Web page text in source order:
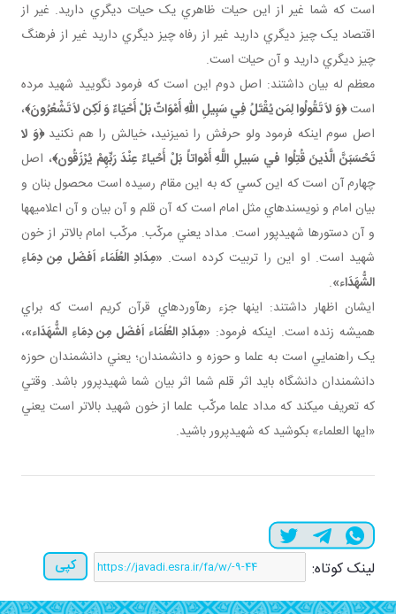
است که شما غير از اين حيات ظاهري يک حيات ديگري داريد. غير از
اقتصاد يک چيز ديگري داريد غير از رفاه چيز ديگري داريد غير از فرهنگ
چيز ديگري داريد و آن حيات است.
معظم له بیان داشتند: اصل دوم اين است که فرمود نگوييد شهيد مرده
است﴿وَ لاَ تَقُولُوا لِمَن يُقْتَلُ فِي سَبِيلِ اللّهِ أَمْوَاتٌ بَلْ أَحْيَاءٌ وَ لَكِن لاَ تَشْعُرُونَ﴾،
اصل سوم اينکه فرمود ولو حرفش را نمي زنيد، خيالش را هم نکنيد﴿وَ لا
تَحْسَبَنَّ الَّذينَ قُتِلُوا في‏ سَبيلِ اللَّهِ أَمْواتاً بَلْ أَحْياءٌ عِنْدَ رَبِّهِمْ يُرْزَقُون‏﴾، اصل
چهارم آن است که اين کسي که به اين مقام رسيده است محصول بنان و
بيان امام و نويسنده اي مثل امام است که آن قلم و آن بيان و آن اعلاميه ها
و آن دستورها شهيدپور است. مداد يعني مرکّب. مرکّب امام بالاتر از خون
شهيد است. او اين را تربيت کرده است. «مِدَادِ العُلَمَاء اَفضَل مِن دِمَاءِ
الشُّهَدَاء».
ایشان اظهار داشتند: اينها جزء رهآوردهاي قرآن کريم است که براي
هميشه زنده است. اينکه فرمود: «مِدَادِ العُلَمَاء اَفضَل مِن دِمَاءِ الشُّهَدَاء»،
يک راهنمايي است به علما و حوزه و دانشمندان؛ يعني دانشمندان حوزه
دانشمندان دانشگاه بايد اثر قلم شما اثر بيان شما شهيدپرور باشد. وقتي
که تعريف مي کند که مداد علما مرکّب علما از خون شهيد بالاتر است يعني
«ايها العلماء» بکوشيد که شهيدپرور باشيد.
لینک کوتاه: کپی